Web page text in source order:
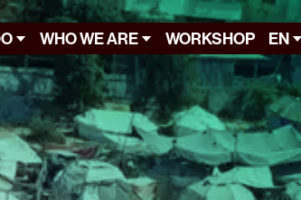
WHO WE ARE WORKSHOP EN